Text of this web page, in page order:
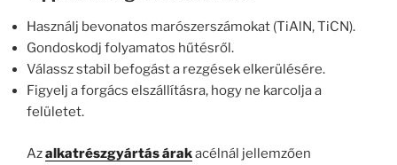
Használj bevonatos marószerszámokat (TiAlN, TiCN).
Gondoskodj folyamatos hűtésről.
Válassz stabil befogást a rezgések elkerülésére.
Figyelj a forgács elszállításra, hogy ne karcolja a
felületet.
Azalkatrészgyártás árakacélnál jellemzően